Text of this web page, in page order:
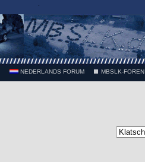
NEDERLANDS FORUM MBSLK-FOREN